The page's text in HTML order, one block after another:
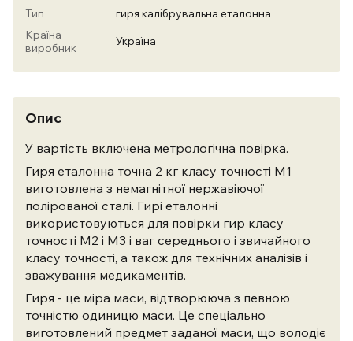
Тип
гиря калібрувальна еталонна
Країна
виробник
Україна
Опис
У вартість включена метрологічна повірка.
Гиря еталонна точна 2 кг класу точності М1
виготовлена ​​з немагнітної нержавіючої
полірованої сталі. Гирі еталонні
використовуються для повірки гир класу
точності М2 і М3 і ваг середнього і звичайного
класу точності, а також для технічних аналізів і
зважування медикаментів.
Гиря - це міра маси, відтворююча з певною
точністю одиницю маси. Це спеціально
виготовлений предмет заданої маси, що володіє